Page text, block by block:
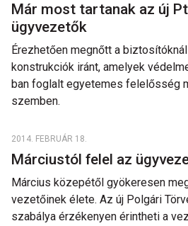
Már most tartanak az új
ügyvezetők
Érezhetően megnőtt a
konstrukciók iránt, amelyek
ban foglalt egyetemes felelősség
szemben.
2014. FEBRUÁR 18.
Márciustól felel az
Március közepétől gyökeresen
vezetőinek élete. Az új Polgári
szabálya érzékenyen érintheti a